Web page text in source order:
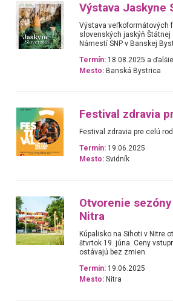
Výstava Jaskyne
Výstava veľkoformátových
slovenských jaskýň Štátnej
Námestí SNP v Banskej
Termín: 18.08.2025 a ďalšie
Mesto: Banská Bystrica
Festival zdravia
Festival zdravia pre celú
Termín: 19.06.2025
Mesto: Svidník
Otvorenie
Nitra
Kúpalisko na Sihoti v Nitre
štvrtok 19. júna. Ceny
ostávajú bez zmien.
Termín: 19.06.2025
Mesto: Nitra